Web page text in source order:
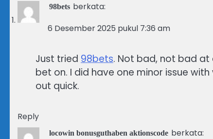
98bets berkata:
6 Desember 2025 pukul 7:36 am
Just tried 98bets. Not bad, not bad
bet on. I did have one minor issue
out quick.
Reply
locowin bonusguthaben aktionscode berkata: